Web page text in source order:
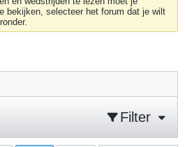
bekijken, selecteer het forum dat je wilt
Filter